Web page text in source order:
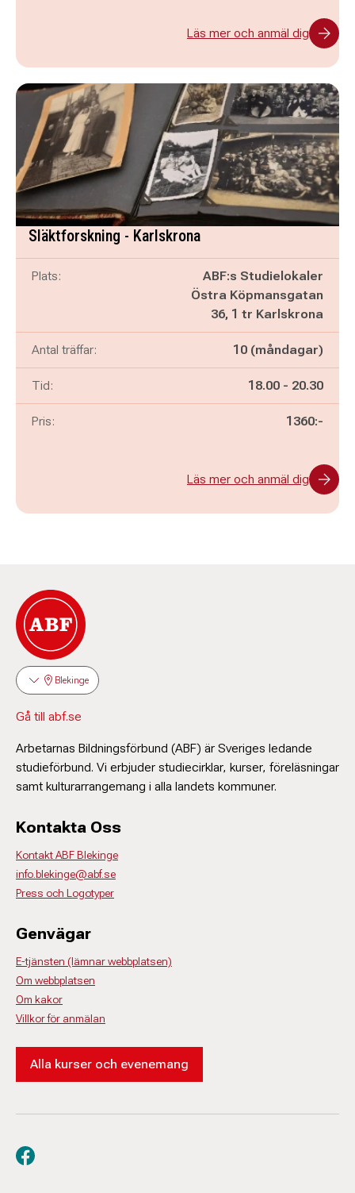
Läs mer och anmäl dig
Släktforskning - Karlskrona
Plats:
ABF:s Studielokaler
Östra Köpmansgatan
36, 1 tr Karlskrona
Antal träffar: 10 (måndagar)
Tid: Pågår mellan
18.00 - och
20.30
Pris: 1360:-
Läs mer och anmäl dig
Blekinge
Gå till abf.se
Arbetarnas Bildningsförbund (ABF) är Sveriges ledande
studieförbund. Vi erbjuder studiecirklar, kurser, föreläsningar
samt kulturarrangemang i alla landets kommuner.
Kontakta Oss
Kontakt ABF Blekinge
info.blekinge@abf.se
Press och Logotyper
Genvägar
E-tjänsten (lämnar webbplatsen)
Om webbplatsen
Om kakor
Villkor för anmälan
Alla kurser och evenemang
Besök oss på facebook